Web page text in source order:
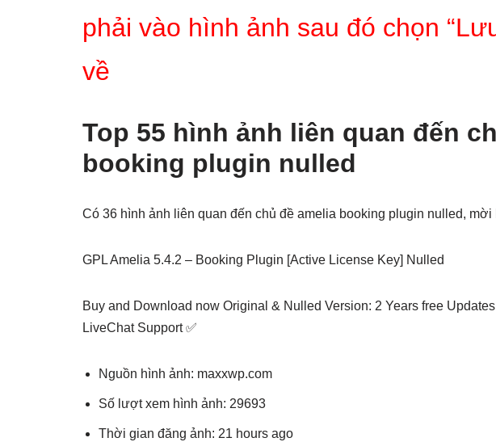
phải vào hình ảnh sau đó chọn
về
Top 55 hình ảnh liên quan đến
booking plugin nulled
Có 36 hình ảnh liên quan đến chủ đề amelia booking plugin nulled,
GPL Amelia 5.4.2 – Booking Plugin [Active License Key] Nulled
Buy and Download now Original & Nulled Version: 2 Years free
LiveChat Support ✅
Nguồn hình ảnh: maxxwp.com
Số lượt xem hình ảnh: 29693
Thời gian đăng ảnh: 21 hours ago